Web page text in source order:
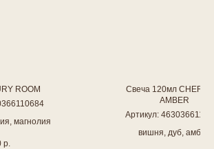
ROOM
магнолия
р.
Свеча 120мл
AMBER
Артикул:
вишня, дуб, амбра